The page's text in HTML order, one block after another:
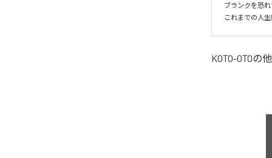
ブランクを恐
これまでの人
KOTO-OTOの